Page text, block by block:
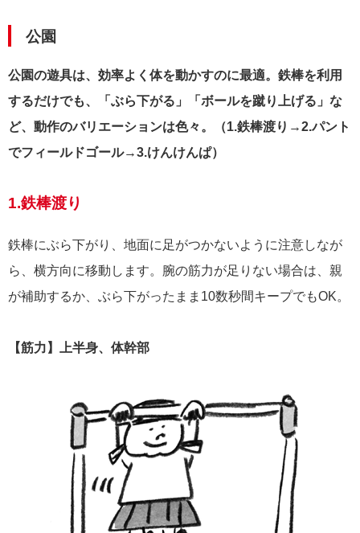
公園
公園の遊具は、効率よく体を動かすのに最適。鉄棒を利用
するだけでも、「ぶら下がる」「ボールを蹴り上げる」な
ど、動作のバリエーションは色々。（1.鉄棒渡り→2.パント
でフィールドゴール→3.けんけんぱ）
1.鉄棒渡り
鉄棒にぶら下がり、地面に足がつかないように注意しなが
ら、横方向に移動します。腕の筋力が足りない場合は、親
が補助するか、ぶら下がったまま10数秒間キープでもOK。
【筋力】上半身、体幹部